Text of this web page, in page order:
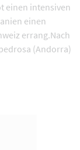
einen intensiven
einen
errang.Nach
(Andorra)